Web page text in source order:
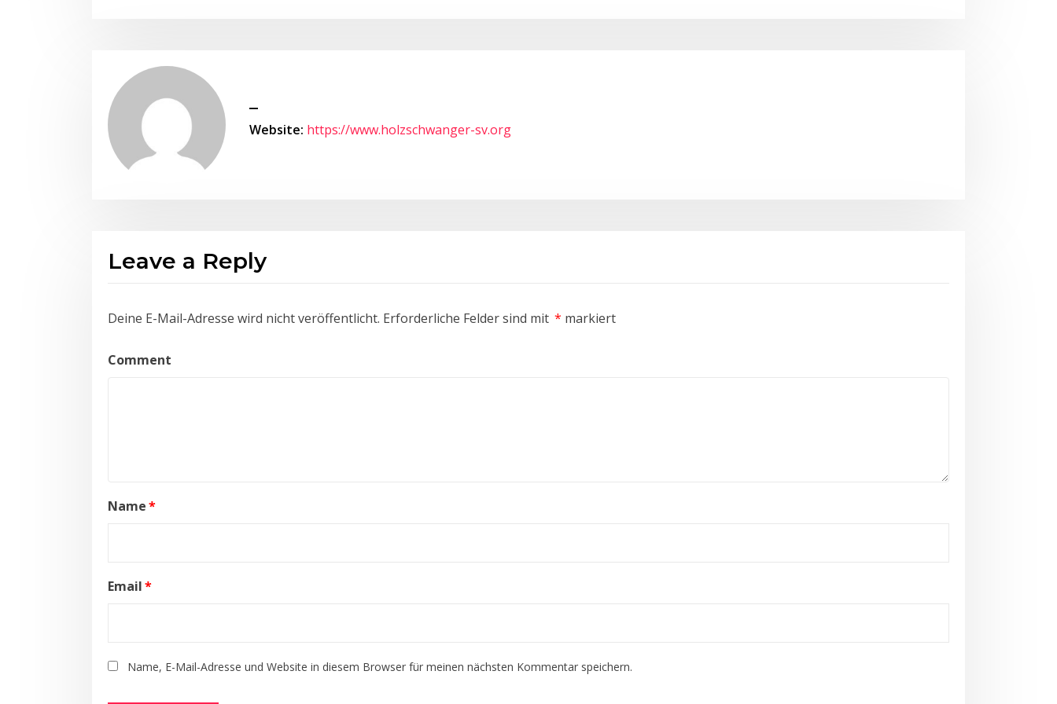
Website: https://www.holzschwanger-sv.org
Leave a Reply
Deine E-Mail-Adresse wird nicht veröffentlicht. Erforderliche Felder sind mit * markiert
Comment
Name*
Email*
Name, E-Mail-Adresse und Website in diesem Browser für meinen nächsten Kommentar speichern.